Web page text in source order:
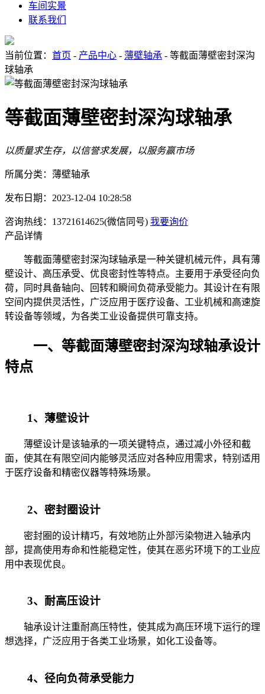
车间实景
联系我们
当前位置： 首页 - 产品中心 - 薄壁轴承 - 等截面薄壁密封深沟
球轴承
等截面薄壁密封深沟球轴承
以质量求生存，以信誉求发展，以服务赢市场
所属分类：薄壁轴承
发布日期：2023-12-04 10:28:58
咨询热线：13721614625(微信同号) 我要询价
产品详情
等截面薄壁密封深沟球轴承是一种关键机械元件，具有薄
壁设计、高压承受、优良密封性等特点。主要用于承受径向负
荷，同时具备轴向、回转和瞬间负荷承受能力。其设计在有限
空间内提供灵活性，广泛应用于医疗设备、工业机械和高速旋
转设备等领域，为各类工业设备提供可靠支持。
一、等截面薄壁密封深沟球轴承设计
特点
1、薄壁设计
薄壁设计是该轴承的一项关键特点，通过减小外径和截
面，使其在有限空间内能够灵活应对各种应用需求，特别适用
于医疗设备和精密仪器等特殊场景。
2、密封圈设计
密封圈的设计精巧，有效地防止外部污染物进入轴承内
部，提高使用寿命和性能稳定性，使其在恶劣环境下的工业应
用中表现优良。
3、耐高压设计
轴承设计注重耐高压特性，使其成为高压环境下运行的理
想选择，广泛应用于各类工业场景，如化工设备等。
4、径向负荷承受能力